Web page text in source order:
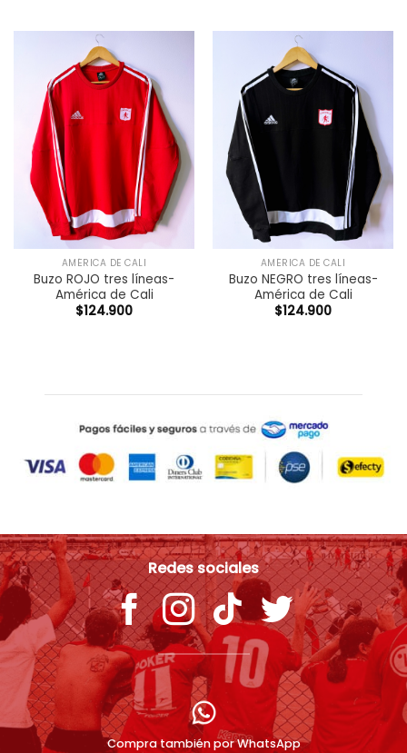
AMÉRICA DE CALI
Buzo ROJO tres líneas-
América de Cali
$124.900
AMÉRICA DE CALI
Buzo NEGRO tres líneas-
América de Cali
$124.900
Redes sociales
Compra también por WhatsApp